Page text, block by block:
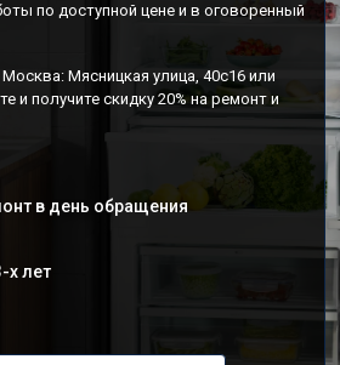
по доступной цене и в оговоренный
Мясницкая улица, 40с16 или
и получите скидку 20% на ремонт и
в день обращения
х лет